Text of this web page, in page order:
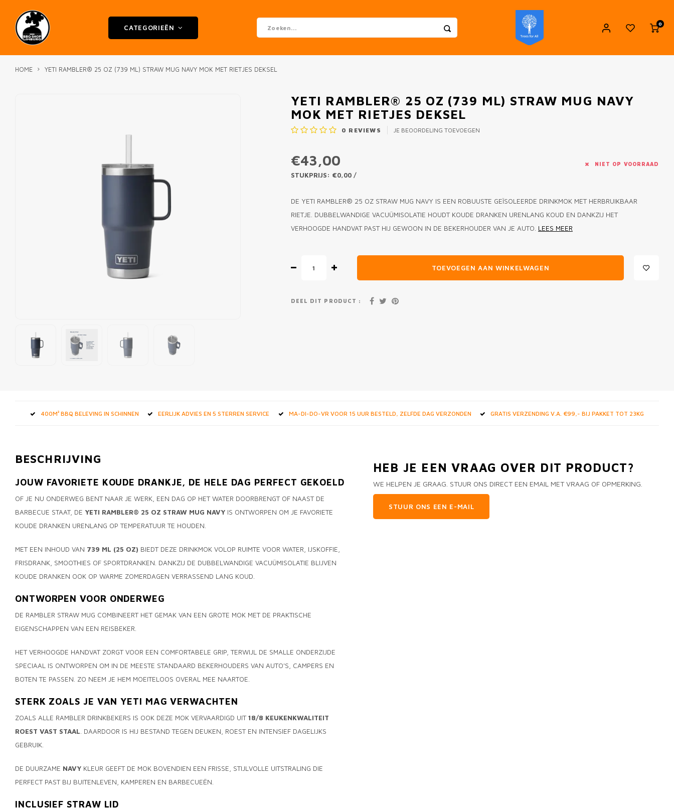
CATEGORIEËN
0
HOME YETI RAMBLER® 25 OZ (739 ML) STRAW MUG NAVY MOK MET RIETJES DEKSEL
YETI RAMBLER® 25 OZ (739 ML) STRAW MUG NAVY
MOK MET RIETJES DEKSEL
0 REVIEWS JE BEOORDELING TOEVOEGEN
€43,00
STUKPRIJS: €0,00 /
NIET OP VOORRAAD
DE YETI RAMBLER® 25 OZ STRAW MUG NAVY IS EEN ROBUUSTE GEÏSOLEERDE DRINKMOK MET HERBRUIKBAAR
RIETJE. DUBBELWANDIGE VACUÜMISOLATIE HOUDT KOUDE DRANKEN URENLANG KOUD EN DANKZIJ HET
VERHOOGDE HANDVAT PAST HIJ GEWOON IN DE BEKERHOUDER VAN JE AUTO. LEES MEER
TOEVOEGEN AAN WINKELWAGEN
DEEL DIT PRODUCT :
400M² BBQ BELEVING IN SCHINNEN EERLIJK ADVIES EN 5 STERREN SERVICE MA-DI-DO-VR VOOR 15 UUR BESTELD, ZELFDE DAG VERZONDEN GRATIS VERZENDING V.A. €99,- BIJ PAKKET TOT 23KG
BESCHRIJVING
JOUW FAVORIETE KOUDE DRANKJE, DE HELE DAG PERFECT GEKOELD
OF JE NU ONDERWEG BENT NAAR JE WERK, EEN DAG OP HET WATER DOORBRENGT OF NAAST DE
BARBECUE STAAT, DE YETI RAMBLER® 25 OZ STRAW MUG NAVY IS ONTWORPEN OM JE FAVORIETE
KOUDE DRANKEN URENLANG OP TEMPERATUUR TE HOUDEN.
MET EEN INHOUD VAN 739 ML (25 OZ) BIEDT DEZE DRINKMOK VOLOP RUIMTE VOOR WATER, IJSKOFFIE,
FRISDRANK, SMOOTHIES OF SPORTDRANKEN. DANKZIJ DE DUBBELWANDIGE VACUÜMISOLATIE BLIJVEN
KOUDE DRANKEN OOK OP WARME ZOMERDAGEN VERRASSEND LANG KOUD.
ONTWORPEN VOOR ONDERWEG
DE RAMBLER STRAW MUG COMBINEERT HET GEMAK VAN EEN GROTE MOK MET DE PRAKTISCHE
EIGENSCHAPPEN VAN EEN REISBEKER.
HET VERHOOGDE HANDVAT ZORGT VOOR EEN COMFORTABELE GRIP, TERWIJL DE SMALLE ONDERZIJDE
SPECIAAL IS ONTWORPEN OM IN DE MEESTE STANDAARD BEKERHOUDERS VAN AUTO'S, CAMPERS EN
BOTEN TE PASSEN. ZO NEEM JE HEM MOEITELOOS OVERAL MEE NAARTOE.
STERK ZOALS JE VAN YETI MAG VERWACHTEN
ZOALS ALLE RAMBLER DRINKBEKERS IS OOK DEZE MOK VERVAARDIGD UIT18/8 KEUKENKWALITEIT
ROEST VAST STAAL . DAARDOOR IS HIJ BESTAND TEGEN DEUKEN, ROEST EN INTENSIEF DAGELIJKS
GEBRUIK.
DE DUURZAME NAVY KLEUR GEEFT DE MOK BOVENDIEN EEN FRISSE, STIJLVOLLE UITSTRALING DIE
PERFECT PAST BIJ BUITENLEVEN, KAMPEREN EN BARBECUEËN.
INCLUSIEF STRAW LID
HEB JE EEN VRAAG OVER DIT PRODUCT?
WE HELPEN JE GRAAG. STUUR ONS DIRECT EEN EMAIL MET VRAAG OF OPMERKING.
STUUR ONS EEN E-MAIL